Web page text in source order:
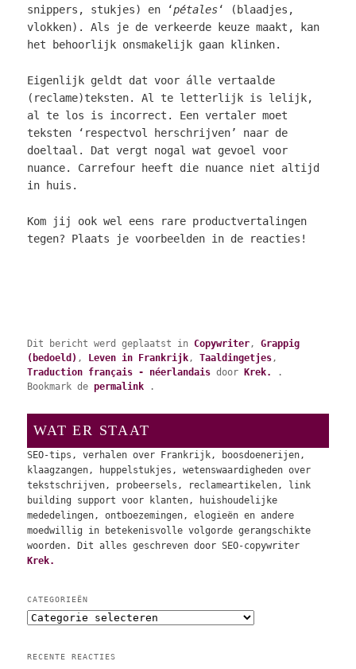
snippers, stukjes) en ‘pétales‘ (blaadjes,
vlokken). Als je de verkeerde keuze maakt, kan
het behoorlijk onsmakelijk gaan klinken.
Eigenlijk geldt dat voor álle vertaalde
(reclame)teksten. Al te letterlijk is lelijk,
al te los is incorrect. Een vertaler moet
teksten ‘respectvol herschrijven’ naar de
doeltaal. Dat vergt nogal wat gevoel voor
nuance. Carrefour heeft die nuance niet altijd
in huis.
Kom jij ook wel eens rare productvertalingen
tegen? Plaats je voorbeelden in de reacties!
Dit bericht werd geplaatst inCopywriter,Grappig
(bedoeld) , Leven in Frankrijk,Taaldingetjes,
Traduction français - néerlandais door Krek.
.
Bookmark depermalink .
WAT ER STAAT
SEO-tips, verhalen over Frankrijk, boosdoenerijen,
klaagzangen, huppelstukjes, wetenswaardigheden over
tekstschrijven, probeersels, reclameartikelen, link
building support voor klanten, huishoudelijke
mededelingen, ontboezemingen, elogieën en andere
moedwillig in betekenisvolle volgorde gerangschikte
woorden. Dit alles geschreven door SEO-copywriter
Krek.
CATEGORIEËN
C
e
RECENTE REACTIES